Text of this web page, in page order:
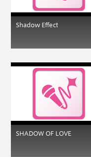
Shadow Effect
SHADOW OF LOVE